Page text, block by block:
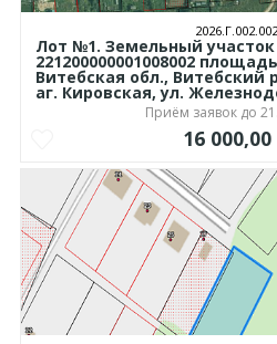
Лот №1. Земельный
221200000001008002
Витебская обл., Витебский
аг. Кировская, ул.
Приём заявок до
16 000,00